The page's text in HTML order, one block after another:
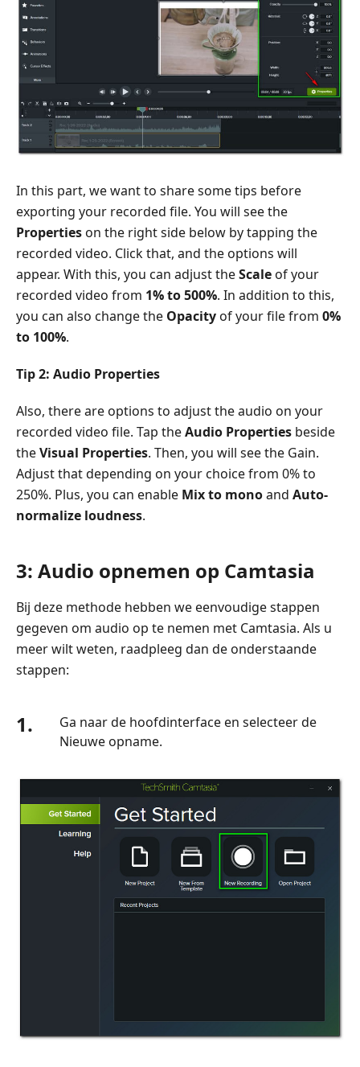
In this part, we want to share some tips before
exporting your recorded file. You will see the
Properties on the right side below by tapping the
recorded video. Click that, and the options will
appear. With this, you can adjust theScale of your
recorded video from 1% to 500%. In addition to this,
you can also change the Opacity of your file from 0%
to 100%.
Tip 2: Audio Properties
Also, there are options to adjust the audio on your
recorded video file. Tap theAudio Properties beside
theVisual Properties. Then, you will see the Gain.
Adjust that depending on your choice from 0% to
250%. Plus, you can enable Mix to monoand Auto-
normalize loudness.
3: Audio opnemen op Camtasia
Bij deze methode hebben we eenvoudige stappen
gegeven om audio op te nemen met Camtasia. Als u
meer wilt weten, raadpleeg dan de onderstaande
stappen:
1.
Ga naar de hoofdinterface en selecteer de
Nieuwe opname.